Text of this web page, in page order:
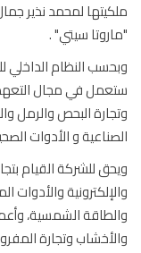
لمحمد نذير جمال
سيتي" .
النظام الداخلي
في مجال التعهدات
البحص والرمل
و الأدوات الصحية
للشركة القيام بتجارة
والأدوات
الشمسية، وأعمال
وتجارة المفروشات